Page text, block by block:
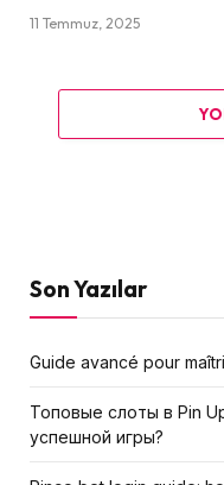
11 Temmuz, 2025
Son Yazılar
Guide avancé pour
Топовые слоты в Pin
успешной игры?